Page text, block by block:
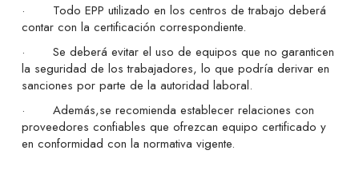
· Todo EPP utilizado en los centros de trabajo deberá
contar con la certificación correspondiente.
· Se deberá evitar el uso de equipos que no garanticen
la seguridad de los trabajadores, lo que podría derivar en
sanciones por parte de la autoridad laboral.
· Además,se recomienda establecer relaciones con
proveedores confiables que ofrezcan equipo certificado y
en conformidad con la normativa vigente.